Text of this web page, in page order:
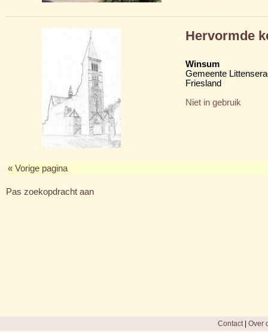
Hervormde
Winsum
Gemeente
Friesland
Niet in gebruik
« Vorige pagina
Pas zoekopdracht aan
Contact| Over